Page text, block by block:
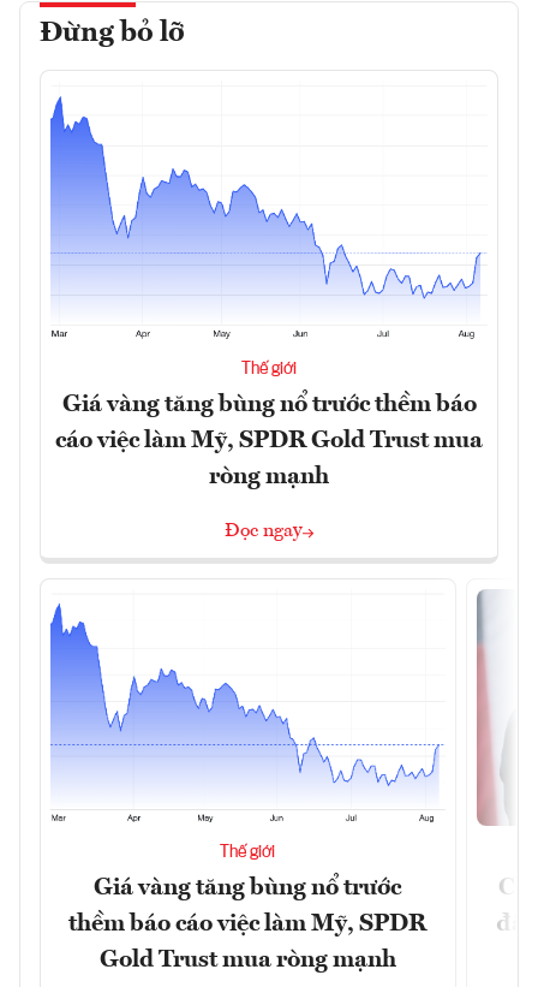
Đừng bỏ lỡ
Thế giới
Giá vàng tăng bùng nổ trước thềm báo
cáo việc làm Mỹ, SPDR Gold Trust mua
ròng mạnh
Đọc ngay
Thế giới
Giá vàng tăng bùng nổ trước
thềm báo cáo việc làm Mỹ, SPDR
Gold Trust mua ròng mạnh
đã